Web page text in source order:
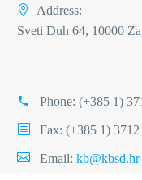
Address:
Sveti Duh 64, 10000
Phone: (+385 1)
Fax: (+385 1) 3712
Email: kb@kbsd.hr